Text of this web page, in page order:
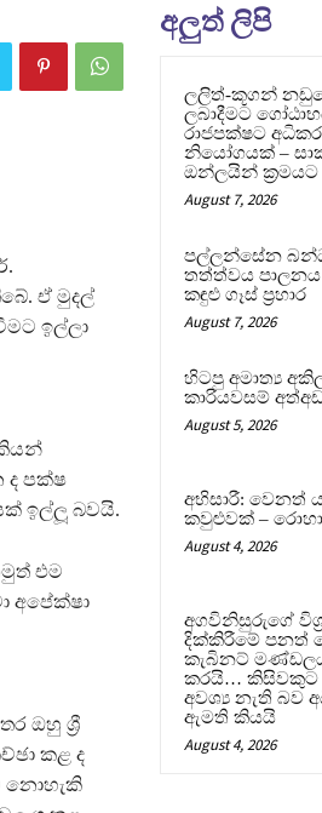
ඒ මුදල්
ඉල්ලා
ද පක්ෂ
ඉල්ලූ බවයි.
එම
අපේක්ෂා
ඔහු ශ්‍රී
කළ ද
නොහැකි
අලුත් ලිපි
ලලිත්-කූගන්
ලබාදීමට
රාජපක්ෂට
නියෝගයක් –
ඔන්ලයින් ක්‍රමයට
August 7, 2026
පල්ලන්සේන
තත්ත්වය පාලනය
කඳුළු ගෑස් ප්‍රහාර
August 7, 2026
හිටපු අමාත්‍ය
කාරියවසම්
August 5, 2026
අභිසාරී: වෙනත්
කවුළුවක් –
August 4, 2026
අගවිනිසුරුගේ
දික්කිරීමේ පනත්
කැබිනට්
කරයි… කිසිවකුට
අවශ්‍ය නැති බව
ඇමති කියයි
August 4, 2026